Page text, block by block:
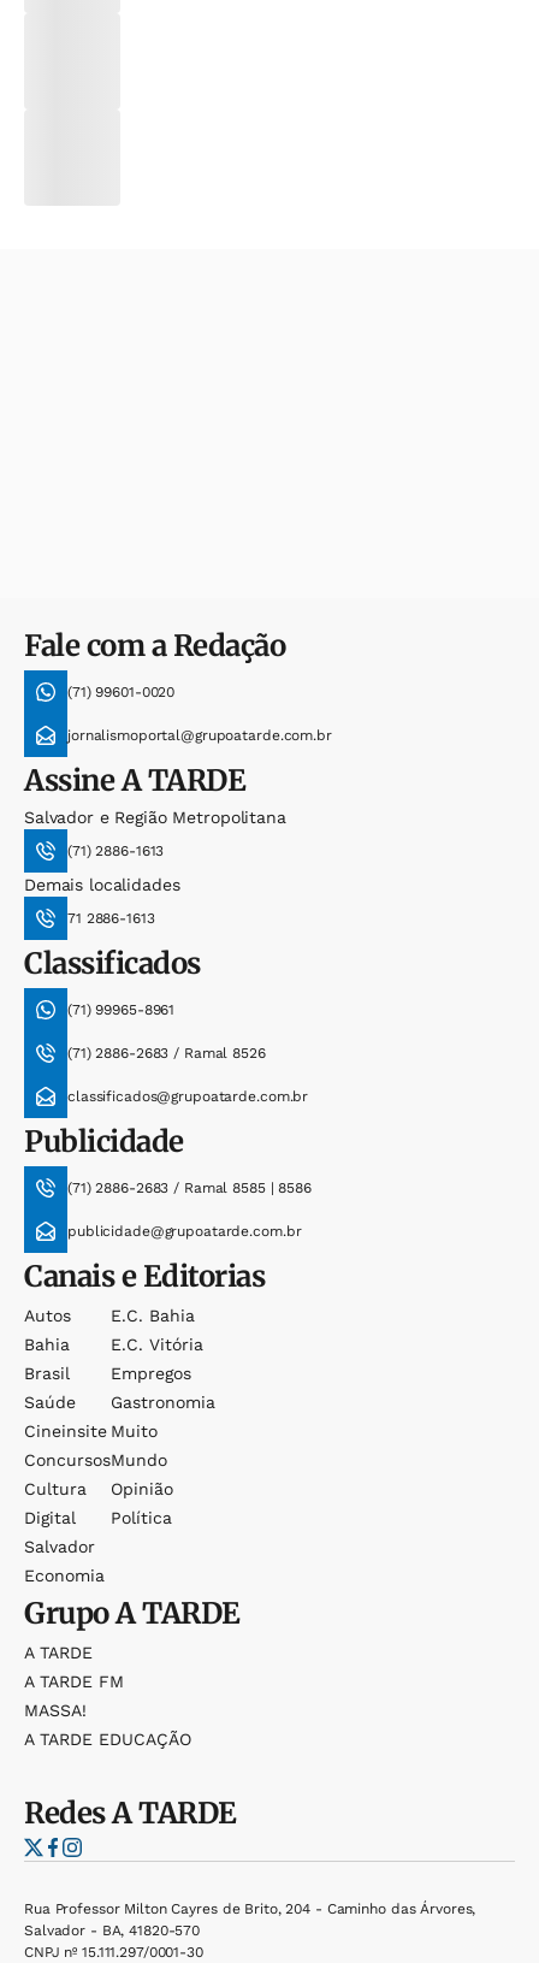
Fale com a Redação
(71) 99601-0020
jornalismoportal@grupoatarde.com.br
AssineA TARDE
Salvador e Região Metropolitana
(71) 2886-1613
Demais localidades
71 2886-1613
Classificados
(71) 99965-8961
(71) 2886-2683 / Ramal 8526
classificados@grupoatarde.com.br
Publicidade
(71) 2886-2683 / Ramal 8585 | 8586
publicidade@grupoatarde.com.br
Canais e Editorias
Autos
Bahia
Brasil
Saúde
Cineinsite
Concursos
Cultura
Digital
Salvador
Economia
E.c. Bahia
E.c. Vitória
Empregos
Gastronomia
Muito
Mundo
Opinião
Política
GrupoA TARDE
A TARDE
A TARDE FM
MASSA!
A TARDE EDUCAÇÃO
RedesA TARDE
Rua Professor Milton Cayres de Brito, 204 - Caminho das Árvores,
Salvador - BA, 41820-570
CNPJ nº 15.111.297/0001-30